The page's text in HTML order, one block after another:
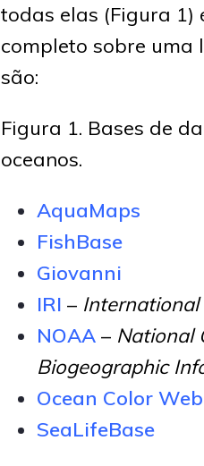
todas elas (Figura 1)
completo sobre uma
são:
Figura 1. Bases de
oceanos.
AquaMaps
FishBase
Giovanni
IRI –
NOAA – National
Biogeographic
Ocean Color Web
SeaLifeBase